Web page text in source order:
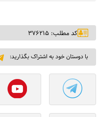
کد مطلب: ۳۷۶۲۱۵
با دوستان خود به اشتراک بگذارید: